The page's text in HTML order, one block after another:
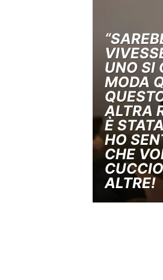
UNO SI
MODA
ALTRA
È
HO
CHE
ALTRE!